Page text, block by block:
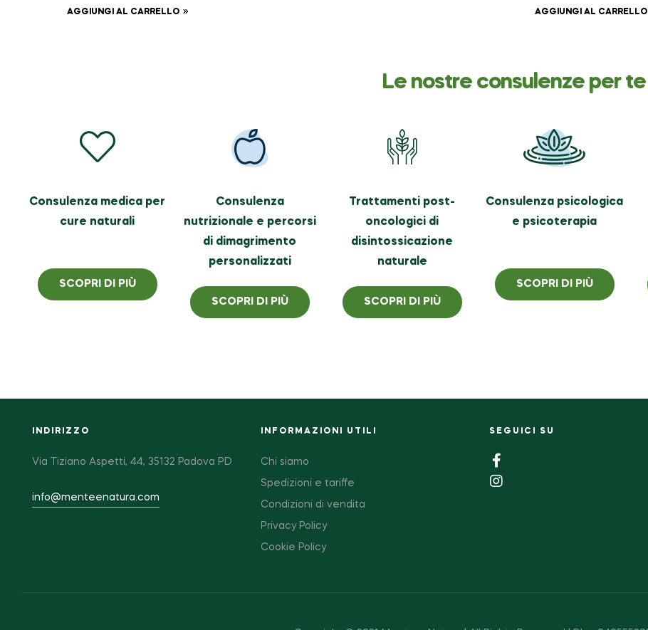
AGGIUNGI AL CARRELLO AGGIUNGI AL CARRELLO
Le nostre consulenze per te
Consulenza medica per
cure naturali
SCOPRI DI PIÙ
Consulenza
nutrizionale e percorsi
di dimagrimento
personalizzati
SCOPRI DI PIÙ
Trattamenti post-
oncologici di
disintossicazione
naturale
SCOPRI DI PIÙ
Consulenza psicologica
e psicoterapia
SCOPRI DI PIÙ
INDIRIZZO
Via Tiziano Aspetti, 44, 35132 Padova PD
info@menteenatura.com
INFORMAZIONI UTILI
Chi siamo
Spedizioni e tariffe
Condizioni di vendita
Privacy Policy
Cookie Policy
SEGUICI SU